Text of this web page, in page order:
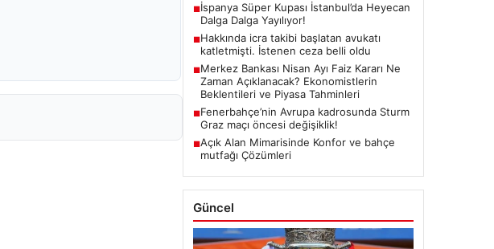
■İspanya Süper Kupası İstanbul’da Heyecan
Dalga Dalga Yayılıyor!
■Hakkında icra takibi başlatan avukatı
katletmişti. İstenen ceza belli oldu
■Merkez Bankası Nisan Ayı Faiz Kararı Ne
Zaman Açıklanacak? Ekonomistlerin
Beklentileri ve Piyasa Tahminleri
■Fenerbahçe’nin Avrupa kadrosunda Sturm
Graz maçı öncesi değişiklik!
■Açık Alan Mimarisinde Konfor ve bahçe
mutfağı Çözümleri
Güncel